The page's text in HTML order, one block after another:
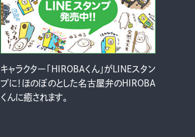
キャラクター「HIROBAくん」がLINEスタン
プに！ほのぼのとした名古屋弁のHIROBA
くんに癒されます。